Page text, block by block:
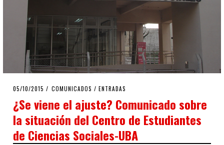
POSTED
05/10/2015 06/10/2015
COMUNICADOS / ENTRADAS
¿Se viene el ajuste? Comunicado sobre
la situación del Centro de Estudiantes
de Ciencias Sociales­-UBA